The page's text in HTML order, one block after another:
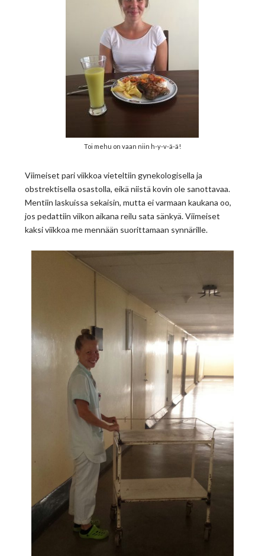
Toi mehu on vaan niin h-y-v-ä-ä!
Viimeiset pari viikkoa vieteltiin gynekologisella ja
obstrektisella osastolla, eikä niistä kovin ole sanottavaa.
Mentiin laskuissa sekaisin, mutta ei varmaan kaukana oo,
jos pedattiin viikon aikana reilu sata sänkyä. Viimeiset
kaksi viikkoa me mennään suorittamaan synnärille.